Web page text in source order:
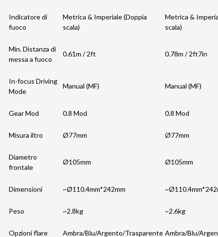
Indicatore di
fuoco
Metrica & Imperiale (Doppia
scala)
Metrica &
scala)
Min. Distanza di
messa a fuoco
0.61m / 2ft 0.78m / 2ft7in
In-focus Driving
Mode
Manual (MF) Manual (MF)
Gear Mod 0.8 Mod 0.8 Mod
Misura iltro Ø77mm Ø77mm
Diametro
frontale
Ø105mm Ø105mm
Dimensioni ~Ø110.4mm*242mm
Peso ~2.8kg ~2.6kg
Opzioni flare Ambra/Blu/Argento/Trasparente Ambra/Blu/